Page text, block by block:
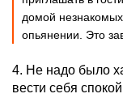
домой
опьянении. Это
4. Не надо было
вести себя